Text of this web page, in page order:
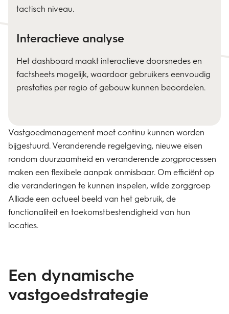
tactisch niveau.
Interactieve analyse
Het dashboard maakt interactieve doorsnedes en
factsheets mogelijk, waardoor gebruikers eenvoudig
prestaties per regio of gebouw kunnen beoordelen.
Vastgoedmanagement moet continu kunnen worden
bijgestuurd. Veranderende regelgeving, nieuwe eisen
rondom duurzaamheid en veranderende zorgprocessen
maken een flexibele aanpak onmisbaar. Om efficiënt op
die veranderingen te kunnen inspelen, wilde zorggroep
Alliade een actueel beeld van het gebruik, de
functionaliteit en toekomstbestendigheid van hun
locaties.
Een dynamische
vastgoedstrategie